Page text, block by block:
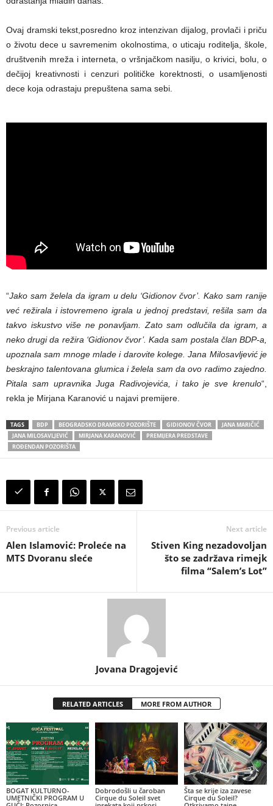
Ovaj dramski tekst,posredno kroz intenzivan dijalog, provlači i priču
o životu dece u savremenim okolnostima, o uticaju roditelja, škole,
društvenih mreža i interneta, o vršnjačkom nasilju, o krivici, bolu, o
dečijoj kreativnosti i cenzuri političke korektnosti, o usamljenosti
dece koja odrastaju prepuštena sama sebi.
“Jako sam želela da igram u delu ‘Gidionov čvor’. Kako sam ranije
već režirala i istovremeno igrala u jednoj predstavi, rešila sam da
takvo iskustvo više ne ponavljam. Zato sam odlučila da igram, a
neko drugi da režira ‘Gidionov čvor’. Kada sam postala član BDP-a,
upoznala sam mnoge mlade i darovite kolege. Jana Milosavljević je
beskrajno talentovana glumica i želela sam da ovo radimo zajedno.
Pitala sam upravnika Juga Radivojevića, i tako je sve krenulo“,
rekla je Mirjana Karanović u najavi premijere.
TAGS BDP BEOGRADSKO DRAMSKO POZORIŠTE GIDIONOV ČVOR
JANA MARIČIĆ
JANA MILOSAVLJEVIĆ
MIRJANA KARANOVIĆ
PREMIJERA PREDSTAVE
ROĐENDAN POZORIŠTA
Previous article
Alen Islamović: Proleće na
MTS Dvoranu sleće
Next article
Stiven King nezadovoljan
što se zadržava rimejk
filma “Salem’s Lot”
Jovana Dragojević
RELATED ARTICLES MORE FROM AUTHOR
BOGAT KULTURNO-
UMETNIČKI PROGRAM U
Dobrodošli u čaroban
Cirque du Soleil svet
Šta se krije iza zavese
Cirque du Soleil?